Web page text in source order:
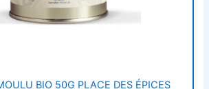
BIO 50G PLACE DES ÉPICES